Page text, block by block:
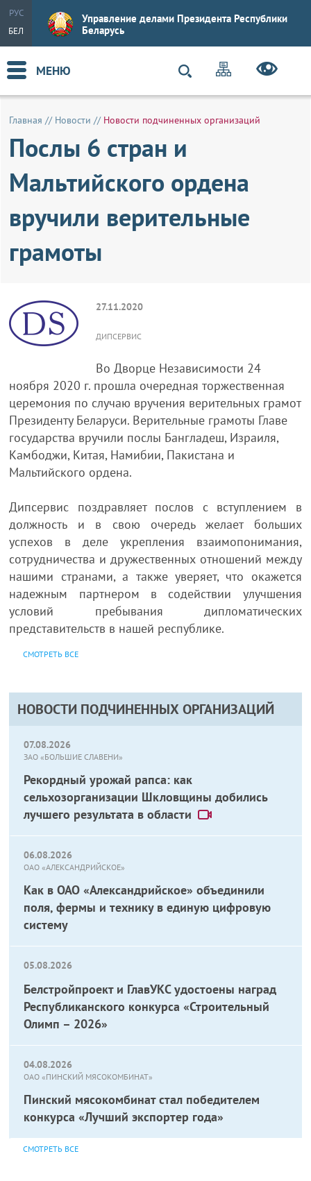
РУС
БЕЛ
Управление делами Президента Республики
Беларусь
МЕНЮ
НОВОСТИ ПОДЧИНЕННЫХ ОРГАНИЗАЦИЙ
07.08.2026
ЗАО «БОЛЬШИЕ СЛАВЕНИ»
Рекордный урожай рапса: как
сельхозорганизации Шкловщины добились
лучшего результата в области
06.08.2026
ОАО «АЛЕКСАНДРИЙСКОЕ»
Как в ОАО «Александрийское» объединили
поля, фермы и технику в единую цифровую
систему
05.08.2026
Белстройпроект и ГлавУКС удостоены наград
Республиканского конкурса «Строительный
Олимп – 2026»
04.08.2026
ОАО «ПИНСКИЙ МЯСОКОМБИНАТ»
Пинский мясокомбинат стал победителем
конкурса «Лучший экспортер года»
СМОТРЕТЬ ВСЕ
Главная // Новости // Новости подчиненных организаций
Послы 6 стран и
Мальтийского ордена
вручили верительные
грамоты
27.11.2020
ДИПСЕРВИС
Во Дворце Независимости 24
ноября 2020 г. прошла очередная торжественная
церемония по случаю вручения верительных грамот
Президенту Беларуси. Верительные грамоты Главе
государства вручили послы Бангладеш, Израиля,
Камбоджи, Китая, Намибии, Пакистана и
Мальтийского ордена.
Дипсервис поздравляет послов с вступлением в
должность и в свою очередь желает больших
успехов в деле укрепления взаимопонимания,
сотрудничества и дружественных отношений между
нашими странами, а также уверяет, что окажется
надежным партнером в содействии улучшения
условий пребывания дипломатических
представительств в нашей республике.
СМОТРЕТЬ ВСЕ